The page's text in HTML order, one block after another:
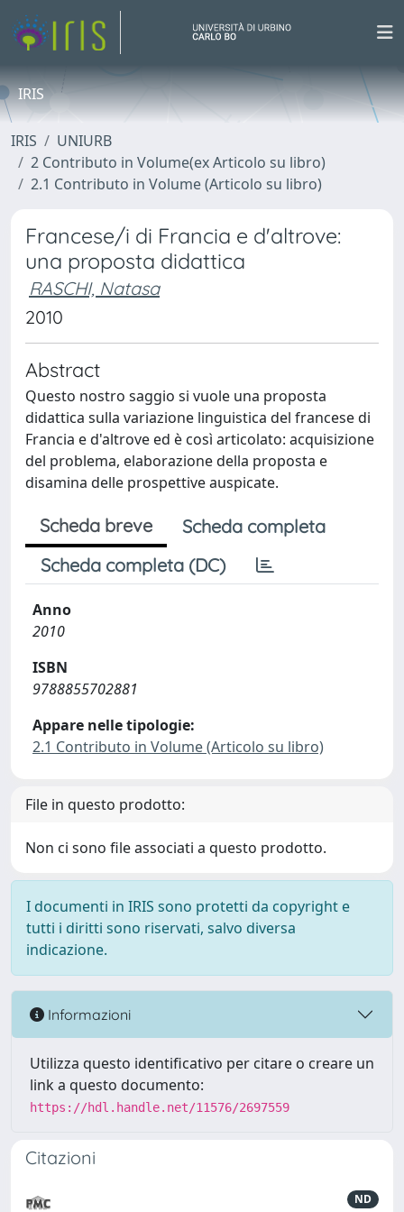
IRIS
IRIS
UNIURB
2 Contributo in Volume(ex Articolo su libro)
2.1 Contributo in Volume (Articolo su libro)
Francese/i di Francia e d'altrove:
una proposta didattica
RASCHI, Natasa
2010
Abstract
Questo nostro saggio si vuole una proposta
didattica sulla variazione linguistica del francese di
Francia e d'altrove ed è così articolato: acquisizione
del problema, elaborazione della proposta e
disamina delle prospettive auspicate.
Scheda breve
Scheda completa
Scheda completa (DC)
Anno
2010
ISBN
9788855702881
Appare nelle tipologie:
2.1 Contributo in Volume (Articolo su libro)
File in questo prodotto:
Non ci sono file associati a questo prodotto.
I documenti in IRIS sono protetti da copyright e
tutti i diritti sono riservati, salvo diversa
indicazione.
Informazioni
Utilizza questo identificativo per citare o creare un
link a questo documento:
https://hdl.handle.net/11576/2697559
Citazioni
ND